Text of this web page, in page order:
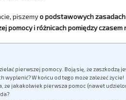
piszemyo podstawowych
pomocy i różnicach pomiędzy czasem
pierwszej pomocy. Boją się, że zaszkodzą
wyplenić? W końcu od tego może zależeć życie!
że jakakolwiek pierwsza pomoc (nawet